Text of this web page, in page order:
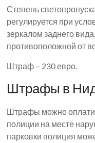
Степень
регулируется при
зеркалом заднего
противоположной от
Штраф – 230 евро.
Штрафы в
Штрафы можно
полиции на месте
парковки полиция